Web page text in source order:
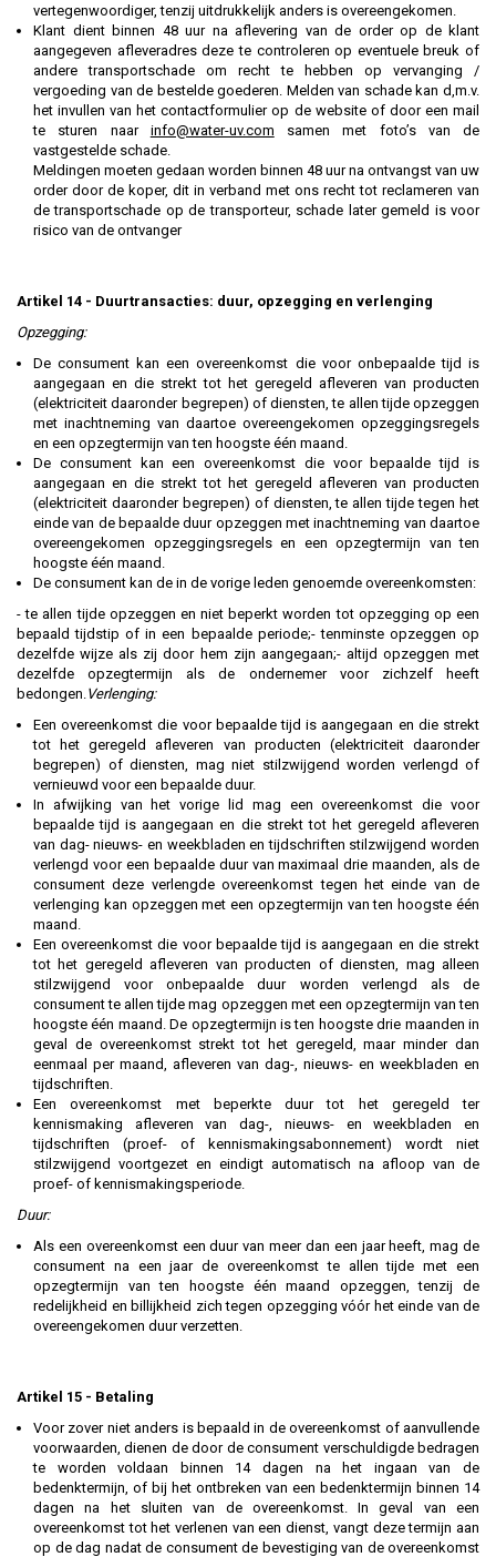
vertegenwoordiger, tenzij uitdrukkelijk anders is overeengekomen.
Klant dient binnen 48 uur na aflevering van de order op de klant
aangegeven afleveradres deze te controleren op eventuele breuk of
andere transportschade om recht te hebben op vervanging /
vergoeding van de bestelde goederen. Melden van schade kan d,m.v.
het invullen van het contactformulier op de website of door een mail
te sturen naar info@water-uv.com samen met foto’s van de
vastgestelde schade.
Meldingen moeten gedaan worden binnen 48 uur na ontvangst van uw
order door de koper, dit in verband met ons recht tot reclameren van
de transportschade op de transporteur, schade later gemeld is voor
risico van de ontvanger
Artikel 14 - Duurtransacties: duur, opzegging en verlenging
Opzegging:
De consument kan een overeenkomst die voor onbepaalde tijd is
aangegaan en die strekt tot het geregeld afleveren van producten
(elektriciteit daaronder begrepen) of diensten, te allen tijde opzeggen
met inachtneming van daartoe overeengekomen opzeggingsregels
en een opzegtermijn van ten hoogste één maand.
De consument kan een overeenkomst die voor bepaalde tijd is
aangegaan en die strekt tot het geregeld afleveren van producten
(elektriciteit daaronder begrepen) of diensten, te allen tijde tegen het
einde van de bepaalde duur opzeggen met inachtneming van daartoe
overeengekomen opzeggingsregels en een opzegtermijn van ten
hoogste één maand.
De consument kan de in de vorige leden genoemde overeenkomsten:
- te allen tijde opzeggen en niet beperkt worden tot opzegging op een
bepaald tijdstip of in een bepaalde periode;- tenminste opzeggen op
dezelfde wijze als zij door hem zijn aangegaan;- altijd opzeggen met
dezelfde opzegtermijn als de ondernemer voor zichzelf heeft
bedongen. Verlenging:
Een overeenkomst die voor bepaalde tijd is aangegaan en die strekt
tot het geregeld afleveren van producten (elektriciteit daaronder
begrepen) of diensten, mag niet stilzwijgend worden verlengd of
vernieuwd voor een bepaalde duur.
In afwijking van het vorige lid mag een overeenkomst die voor
bepaalde tijd is aangegaan en die strekt tot het geregeld afleveren
van dag- nieuws- en weekbladen en tijdschriften stilzwijgend worden
verlengd voor een bepaalde duur van maximaal drie maanden, als de
consument deze verlengde overeenkomst tegen het einde van de
verlenging kan opzeggen met een opzegtermijn van ten hoogste één
maand.
Een overeenkomst die voor bepaalde tijd is aangegaan en die strekt
tot het geregeld afleveren van producten of diensten, mag alleen
stilzwijgend voor onbepaalde duur worden verlengd als de
consument te allen tijde mag opzeggen met een opzegtermijn van ten
hoogste één maand. De opzegtermijn is ten hoogste drie maanden in
geval de overeenkomst strekt tot het geregeld, maar minder dan
eenmaal per maand, afleveren van dag-, nieuws- en weekbladen en
tijdschriften.
Een overeenkomst met beperkte duur tot het geregeld ter
kennismaking afleveren van dag-, nieuws- en weekbladen en
tijdschriften (proef- of kennismakingsabonnement) wordt niet
stilzwijgend voortgezet en eindigt automatisch na afloop van de
proef- of kennismakingsperiode.
Duur:
Als een overeenkomst een duur van meer dan een jaar heeft, mag de
consument na een jaar de overeenkomst te allen tijde met een
opzegtermijn van ten hoogste één maand opzeggen, tenzij de
redelijkheid en billijkheid zich tegen opzegging vóór het einde van de
overeengekomen duur verzetten.
Artikel 15 - Betaling
Voor zover niet anders is bepaald in de overeenkomst of aanvullende
voorwaarden, dienen de door de consument verschuldigde bedragen
te worden voldaan binnen 14 dagen na het ingaan van de
bedenktermijn, of bij het ontbreken van een bedenktermijn binnen 14
dagen na het sluiten van de overeenkomst. In geval van een
overeenkomst tot het verlenen van een dienst, vangt deze termijn aan
op de dag nadat de consument de bevestiging van de overeenkomst